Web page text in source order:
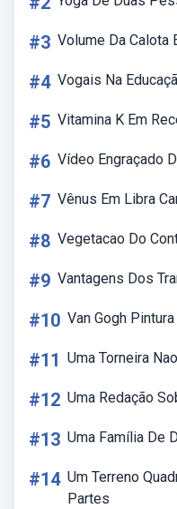
#3 Volume Da Calota
#4 Vogais Na
#5 Vitamina K Em
#6 Vídeo Engraçado
#7 Vênus Em Libra
#8 Vegetacao Do
#9 Vantagens Dos
#10 Van Gogh
#11 Uma Torneira
#12 Uma Redação
#13 Uma Família De
#14 Um Terreno
Partes